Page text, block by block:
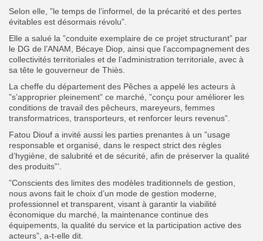
Selon elle, ”le temps de l’informel, de la précarité et des pertes
évitables est désormais révolu”.
Elle a salué la ”conduite exemplaire de ce projet structurant” par
le DG de l’ANAM, Bécaye Diop, ainsi que l’accompagnement des
collectivités territoriales et de l’administration territoriale, avec à
sa tête le gouverneur de Thiès.
La cheffe du département des Pêches a appelé les acteurs à
”s’approprier pleinement” ce marché, ”conçu pour améliorer les
conditions de travail des pêcheurs, mareyeurs, femmes
transformatrices, transporteurs, et renforcer leurs revenus”.
Fatou Diouf a invité aussi les parties prenantes à un ”usage
responsable et organisé, dans le respect strict des règles
d’hygiène, de salubrité et de sécurité, afin de préserver la qualité
des produits”’.
”Conscients des limites des modèles traditionnels de gestion,
nous avons fait le choix d’un mode de gestion moderne,
professionnel et transparent, visant à garantir la viabilité
économique du marché, la maintenance continue des
équipements, la qualité du service et la participation active des
acteurs”, a-t-elle dit.